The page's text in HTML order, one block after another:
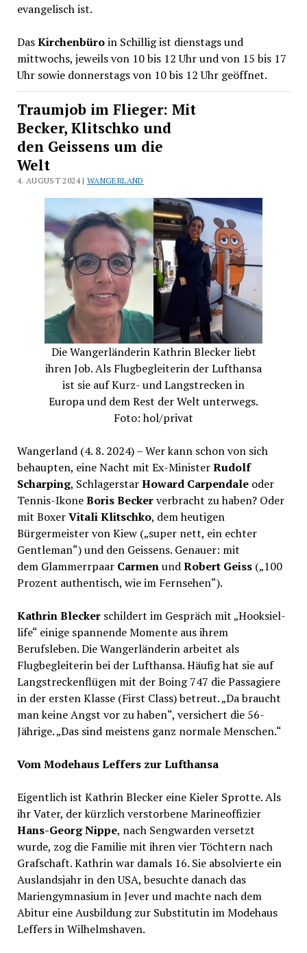
evangelisch ist.
DasKirchenbüroin Schillig ist dienstags und
mittwochs, jeweils von 10 bis 12 Uhr und von 15 bis 17
Uhr sowie donnerstags von 10 bis 12 Uhr geöffnet.
Traumjob im Flieger: Mit
Becker, Klitschko und
den Geissens um die
Welt
4. AUGUST 2024 |WANGERLAND
Die Wangerländerin Kathrin Blecker liebt
ihren Job. Als Flugbegleiterin der Lufthansa
ist sie auf Kurz- und Langstrecken in
Europa und dem Rest der Welt unterwegs.
Foto: hol/privat
Wangerland (4. 8. 2024) – Wer kann schon von sich
behaupten, eine Nacht mit Ex-MinisterRudolf
Scharping, SchlagerstarHoward Carpendale oder
Tennis-IkoneBoris Beckerverbracht zu haben? Oder
mit BoxerVitali Klitschko, dem heutigen
Bürgermeister von Kiew („super nett, ein echter
Gentleman“) und den Geissens. Genauer: mit
dem Glammerrpaar CarmenundRobert Geiss(„100
Prozent authentisch, wie im Fernsehen“).
Kathrin Bleckerschildert im Gespräch mit „Hooksiel-
life“ einige spannende Momente aus ihrem
Berufsleben. Die Wangerländerin arbeitet als
Flugbegleiterin bei der Lufthansa. Häufig hat sie auf
Langstreckenflügen mit der Boing 747 die Passagiere
in der ersten Klasse (First Class) betreut. „Da braucht
man keine Angst vor zu haben“, versichert die 56-
Jährige. „Das sind meistens ganz normale Menschen.“
Vom Modehaus Leffers zur Lufthansa
Eigentlich ist Kathrin Blecker eine Kieler Sprotte. Als
ihr Vater, der kürzlich verstorbene Marineoffizier
Hans-Georg Nippe, nach Sengwarden versetzt
wurde, zog die Familie mit ihren vier Töchtern nach
Grafschaft. Kathrin war damals 16. Sie absolvierte ein
Auslandsjahr in den USA, besuchte danach das
Mariengymnasium in Jever und machte nach dem
Abitur eine Ausbildung zur Substitutin im Modehaus
Leffers in Wilhelmshaven.